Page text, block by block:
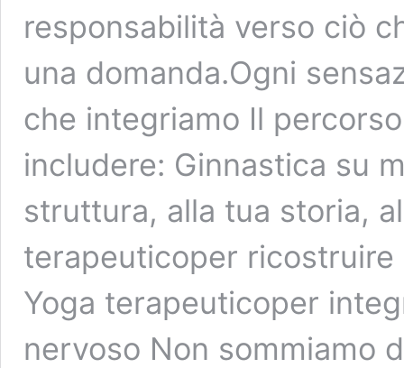
responsabilità verso ciò
una domanda.Ogni
che integriamo Il
includere: Ginnastica su
struttura, alla tua storia,
terapeuticoper
Yoga terapeuticoper
nervoso Non sommiamo